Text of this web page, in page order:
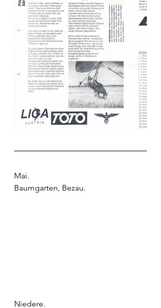
Mai.
Baumgarten, Bezau.
Niedere.